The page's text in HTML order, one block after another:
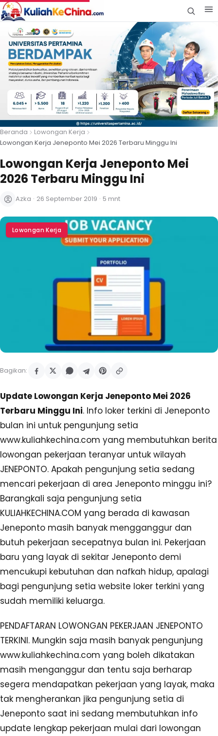
Beranda
Lowongan Kerja
Lowongan Kerja Jeneponto Mei 2026 Terbaru Minggu Ini
Lowongan Kerja Jeneponto Mei
2026 Terbaru Minggu Ini
Azka · 26 September 2019 · 5 mnt
Lowongan Kerja
Bagikan:
Update Lowongan Kerja Jeneponto Mei 2026
Terbaru Minggu Ini. Info loker terkini di Jeneponto
bulan ini untuk pengunjung setia
www.kuliahkechina.com yang membutuhkan berita
lowongan pekerjaan teranyar untuk wilayah
JENEPONTO. Apakah pengunjung setia sedang
mencari pekerjaan di area Jeneponto minggu ini?
Barangkali saja pengunjung setia
KULIAHKECHINA.COM yang berada di kawasan
Jeneponto masih banyak mengganggur dan
butuh pekerjaan secepatnya bulan ini. Pekerjaan
baru yang layak di sekitar Jeneponto demi
mencukupi kebutuhan dan nafkah hidup, apalagi
bagi pengunjung setia website loker terkini yang
sudah memiliki keluarga.
PENDAFTARAN LOWONGAN PEKERJAAN JENEPONTO
TERKINI. Mungkin saja masih banyak pengunjung
www.kuliahkechina.com yang boleh dikatakan
masih menganggur dan tentu saja berharap
segera mendapatkan pekerjaan yang layak, maka
tak mengherankan jika pengunjung setia di
Jeneponto saat ini sedang membutuhkan info
update lengkap pekerjaan mulai dari lowongan